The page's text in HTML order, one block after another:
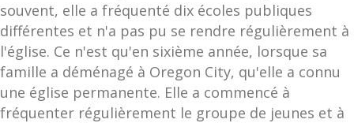
souvent, elle a fréquenté dix écoles publiques
différentes et n'a pas pu se rendre régulièrement à
l'église. Ce n'est qu'en sixième année, lorsque sa
famille a déménagé à Oregon City, qu'elle a connu
une église permanente. Elle a commencé à
fréquenter régulièrement le groupe de jeunes et à